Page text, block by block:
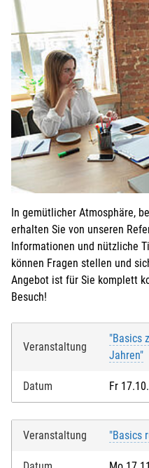
In gemütlicher Atmosphäre,
erhalten Sie von unseren
Informationen und nützliche
können Fragen stellen und
Angebot ist für Sie komplett
Besuch!
Veranstaltung
"Basics
Jahren"
Datum Fr
Veranstaltung "Basics